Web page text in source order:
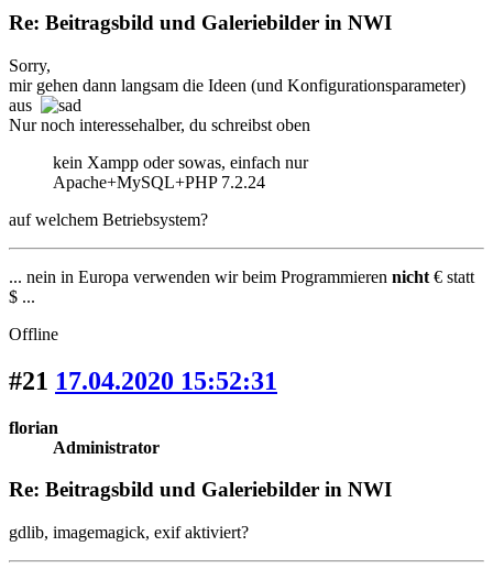
Re: Beitragsbild und Galeriebilder in NWI
Sorry,
mir gehen dann langsam die Ideen (und Konfigurationsparameter)
aus
Nur noch interessehalber, du schreibst oben
kein Xampp oder sowas, einfach nur
Apache+MySQL+PHP 7.2.24
auf welchem Betriebsystem?
... nein in Europa verwenden wir beim Programmieren nicht € statt
$ ...
Offline
#21 17.04.2020 15:52:31
florian
Administrator
Re: Beitragsbild und Galeriebilder in NWI
gdlib, imagemagick, exif aktiviert?